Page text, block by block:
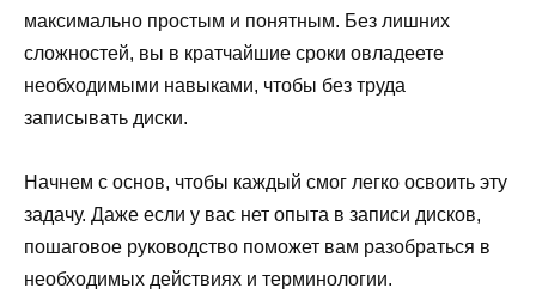
максимально простым и понятным. Без лишних
сложностей, вы в кратчайшие сроки овладеете
необходимыми навыками, чтобы без труда
записывать диски.
Начнем с основ, чтобы каждый смог легко освоить эту
задачу. Даже если у вас нет опыта в записи дисков,
пошаговое руководство поможет вам разобраться в
необходимых действиях и терминологии.